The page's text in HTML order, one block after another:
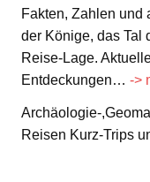
Fakten, Zahlen und
der Könige, das Tal
Reise-Lage.
Entdeckungen… ->
Archäologie-
Reisen Kurz-Trips